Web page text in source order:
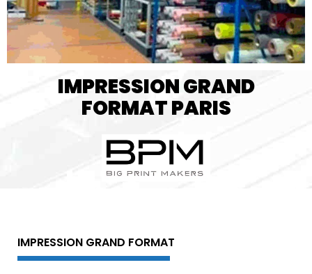
IMPRESSION GRAND
FORMAT PARIS
IMPRESSION GRAND FORMAT